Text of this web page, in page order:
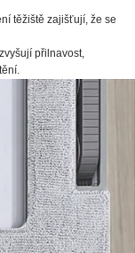
těžiště zajišťují, že se
přilnavost,